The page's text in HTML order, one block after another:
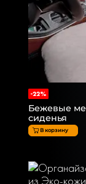
-22%
Бежевые
сиденья
В корзину